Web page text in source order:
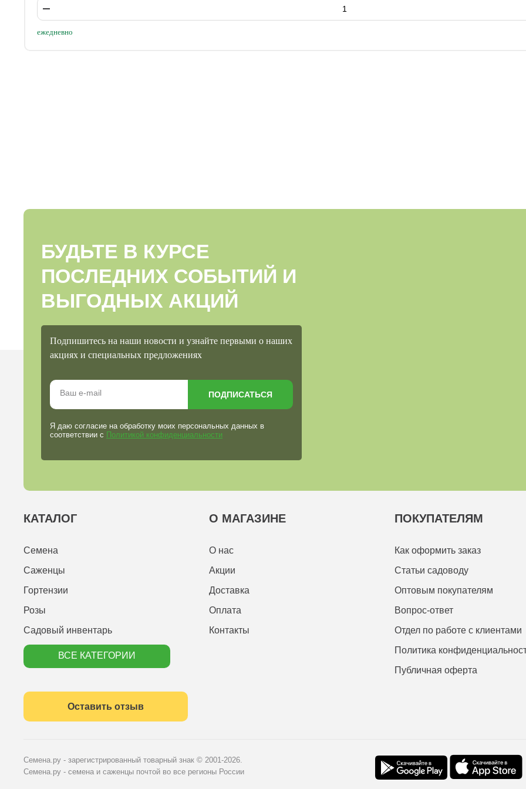
ежедневно
БУДЬТЕ В КУРСЕ
ПОСЛЕДНИХ СОБЫТИЙ И
ВЫГОДНЫХ АКЦИЙ
Подпишитесь на наши новости и узнайте первыми о наших
акциях и специальных предложениях
Я даю согласие на обработку моих персональных данных в
соответствии с Политикой конфиденциальности
ПОДПИСАТЬСЯ
КАТАЛОГ
Семена
Саженцы
Гортензии
Розы
Садовый инвентарь
ВСЕ КАТЕГОРИИ
О МАГАЗИНЕ
О нас
Акции
Доставка
Оплата
Контакты
ПОКУПАТЕЛЯМ
Как оформить заказ
Статьи садоводу
Оптовым покупателям
Вопрос-ответ
Отдел по работе с клиентами
Политика
Публичная оферта
Оставить отзыв
Семена.ру - зарегистрированный товарный знак © 2001-2026.
Семена.ру - семена и саженцы почтой во все регионы России